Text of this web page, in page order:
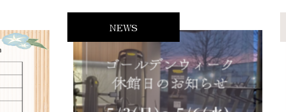
NEWS